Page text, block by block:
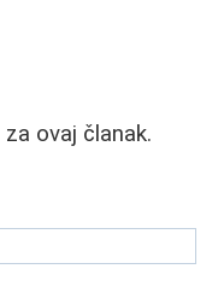
ovaj članak.